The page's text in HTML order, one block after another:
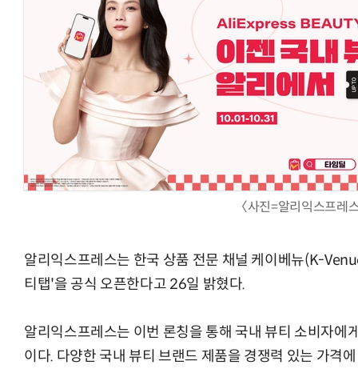
〈사진=알리익스프레
알리익스프레스는 한국 상품 전문 채널 케이베뉴(K-
티탭'을 공식 오픈한다고 26일 밝혔다.
알리익스프레스는 이번 론칭을 통해 국내 뷰티 소비자에
이다. 다양한 국내 뷰티 브랜드 제품을 경쟁력 있는 가격